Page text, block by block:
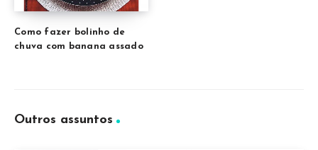
Como fazer bolinho de
chuva com banana assado
Outros assuntos